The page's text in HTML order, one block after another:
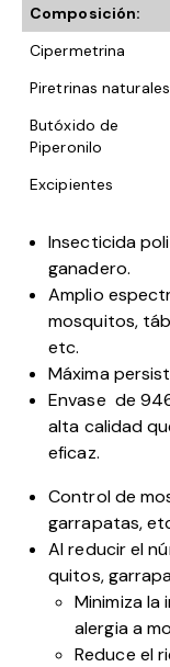
Composición:
Cipermetrina
Piretrinas naturales
Butóxido de
Piperonilo
Excipientes
Insecticida
ganadero.
Amplio
mosquitos,
etc.
Máxima
Envase de
alta calidad
eficaz.
Control de
garrapatas,
Al reducir el
quitos,
Minimiza
alergia a
Reduce el